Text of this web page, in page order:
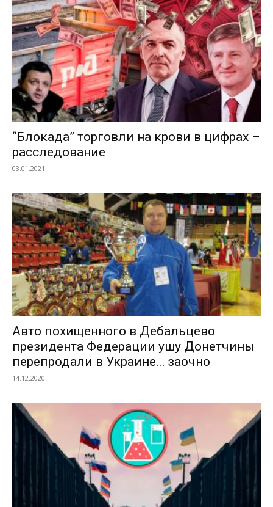
“Блокада” торговли на крови в цифрах –
расследование
03.01.2021
Авто похищенного в Дебальцево
президента Федерации ушу Донетчины
перепродали в Украине… заочно
14.12.2020